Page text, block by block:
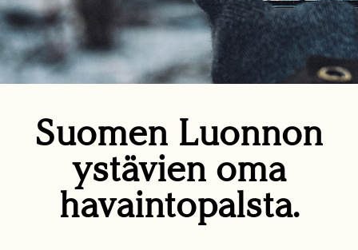
Suomen Luonnon
ystävien oma
havaintopalsta.